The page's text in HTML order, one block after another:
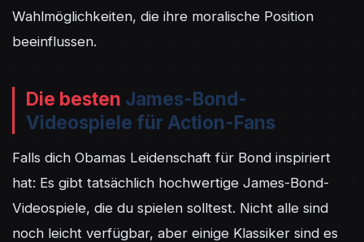
Wahlmöglichkeiten, die ihre moralische Position
beeinflussen.
Die besten James-Bond-
Videospiele für Action-Fans
Falls dich Obamas Leidenschaft für Bond inspiriert
hat: Es gibt tatsächlich hochwertige James-Bond-
Videospiele, die du spielen solltest. Nicht alle sind
noch leicht verfügbar, aber einige Klassiker sind es